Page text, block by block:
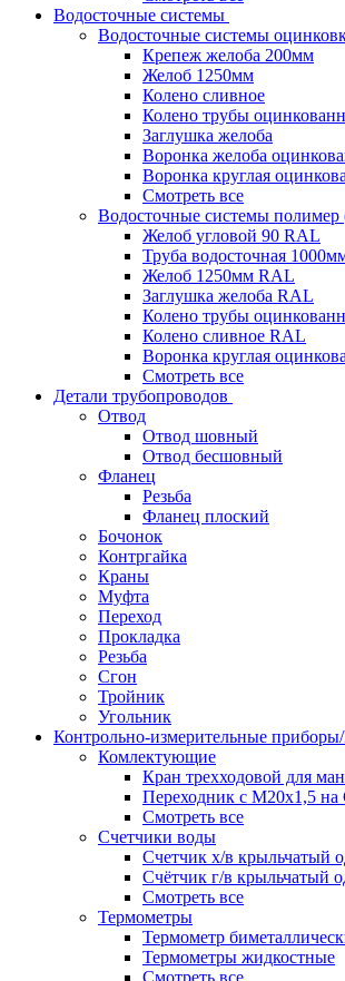
Водосточные системы
Водосточные системы
Крепеж желоба 200мм
Желоб 1250мм
Колено сливное
Колено трубы
Заглушка желоба
Воронка желоба
Воронка круглая
Смотреть все
Водосточные системы полимер
Желоб угловой 90 RAL
Труба водосточная
Желоб 1250мм RAL
Заглушка желоба RAL
Колено трубы
Колено сливное RAL
Воронка круглая
Смотреть все
Детали трубопроводов
Отвод
Отвод шовный
Отвод бесшовный
Фланец
Резьба
Фланец плоский
Бочонок
Контргайка
Краны
Муфта
Переход
Прокладка
Резьба
Сгон
Тройник
Угольник
Контрольно-измерительные
Комлектующие
Кран трехходовой для
Переходник с М20х1,5 на
Смотреть все
Счетчики воды
Счетчик х/в крыльчатый
Счётчик г/в крыльчатый
Смотреть все
Термометры
Термометр
Термометры жидкостные
Смотреть все